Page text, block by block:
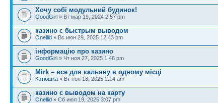
Хочу собі модульний будинок!
GoodGirl » Вт мар 19, 2024 2:57 pm
казино с быстрым выводом
Onellid » Вс июн 29, 2025 12:43 pm
інформацію про казино
GoodGirl » Чт ноя 27, 2025 1:46 pm
Mirk – все для кальяну в одному місці
Катюшка » Вт ноя 18, 2025 2:14 am
казино с выводом на карту
Onellid » Сб июл 19, 2025 3:07 pm